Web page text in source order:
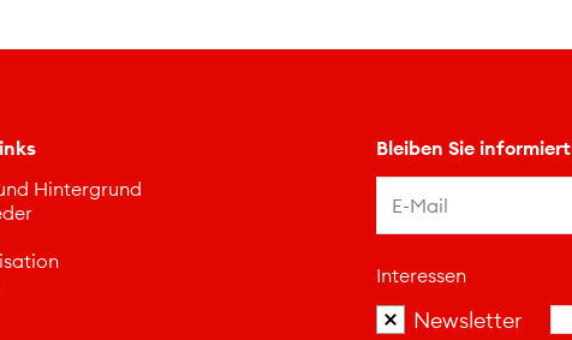
Hintergrund
Bleiben Sie informiert
Interessen
Newsletter